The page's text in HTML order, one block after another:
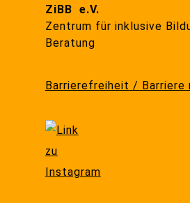
ZiBB e.V.
Zentrum für inklusive
Beratung
Barrierefreiheit / Barriere